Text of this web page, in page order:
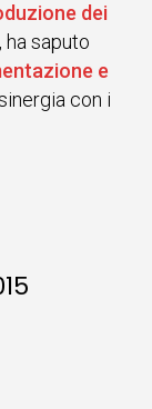
dei
, ha saputo
e
con i